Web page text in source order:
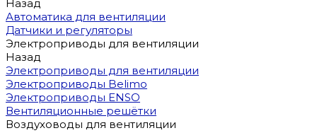
Назад
Автоматика для вентиляции
Датчики и регуляторы
Электроприводы для вентиляции
Назад
Электроприводы для вентиляции
Электроприводы Belimo
Электроприводы ENSO
Вентиляционные решётки
Воздуховоды для вентиляции